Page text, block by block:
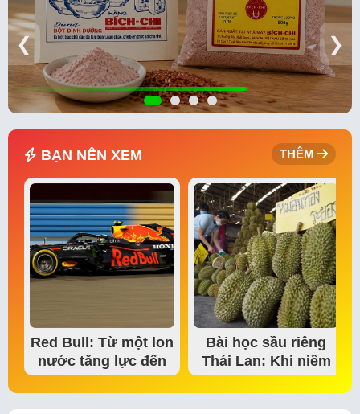
❮ ❯
BẠN NÊN XEM THÊM
Red Bull: Từ một lon
nước tăng lực đến
đế chế thể…
Bài học sầu riêng
Thái Lan: Khi niềm
tin thị trường bắt…